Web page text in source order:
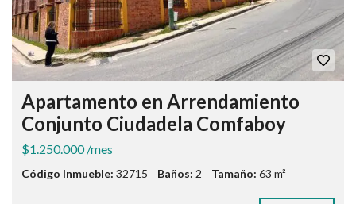
Apartamento en Arrendamiento
Conjunto Ciudadela Comfaboy
$1.250.000 /mes
Código Inmueble: 32715 Baños: 2 Tamaño: 63 m²